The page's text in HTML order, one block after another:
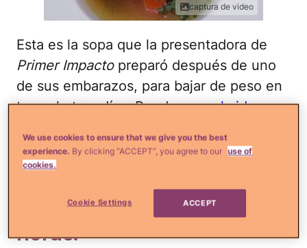
captura de video
Esta es la sopa que la presentadora de
Primer Impactopreparó después de uno
de sus embarazos, para bajar de peso en
tan solo tres días. Puedes verel video
confeccionarla.
Una sopa de brócoli como
ésta saciará el hambre por
horas.
We use cookies to ensure that we give you the best
experience. By clicking “ACCEPT”, you agree to our use of
cookies.
Cookie Settings ACCEPT